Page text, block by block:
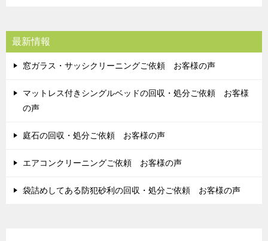
最新情報
窓ガラス・サッシクリーニングご依頼 お客様の声
マットレス付きシングルベッドの回収・処分ご依頼 お客様
の声
庭石の回収・処分ご依頼 お客様の声
エアコンクリーニングご依頼 お客様の声
袋詰めしてある防犯砂利の回収・処分ご依頼 お客様の声